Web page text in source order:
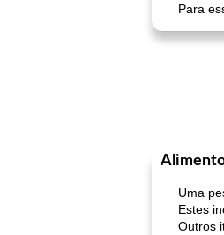
Para
Uma
Estes
Outros